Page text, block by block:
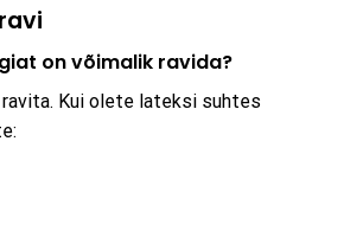
on võimalik ravida?
Kui olete lateksi suhtes